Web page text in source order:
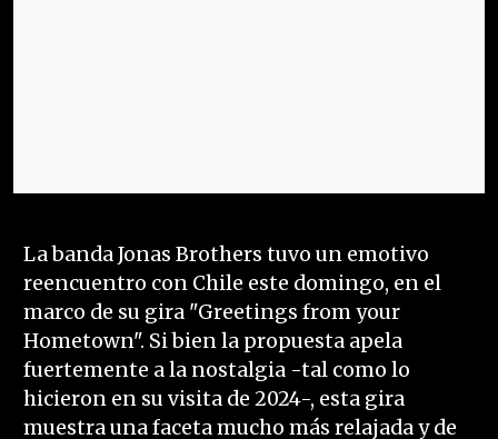
La banda Jonas Brothers tuvo un emotivo
reencuentro con Chile este domingo, en el
marco de su gira "Greetings from your
Hometown". Si bien la propuesta apela
fuertemente a la nostalgia -tal como lo
hicieron en su visita de 2024-, esta gira
muestra una faceta mucho más relajada y de